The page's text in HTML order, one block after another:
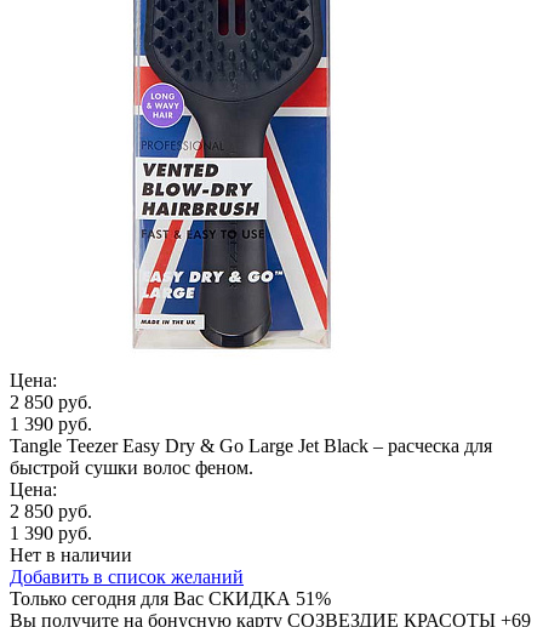
Цена:
2 850 руб.
1 390 руб.
Tangle Teezer Easy Dry & Go Large Jet Black – расческа для
быстрой сушки волос феном.
Цена:
2 850 руб.
1 390 руб.
Нет в наличии
Добавить в список желаний
Только сегодня для Вас СКИДКА 51%
Вы получите на бонусную карту СОЗВЕЗДИЕ КРАСОТЫ +69